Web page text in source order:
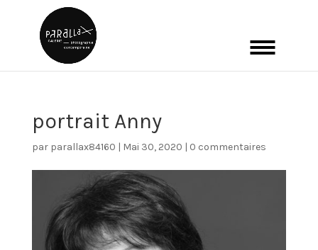
portrait Anny
par parallax84160 | Mai 30, 2020 | 0 commentaires